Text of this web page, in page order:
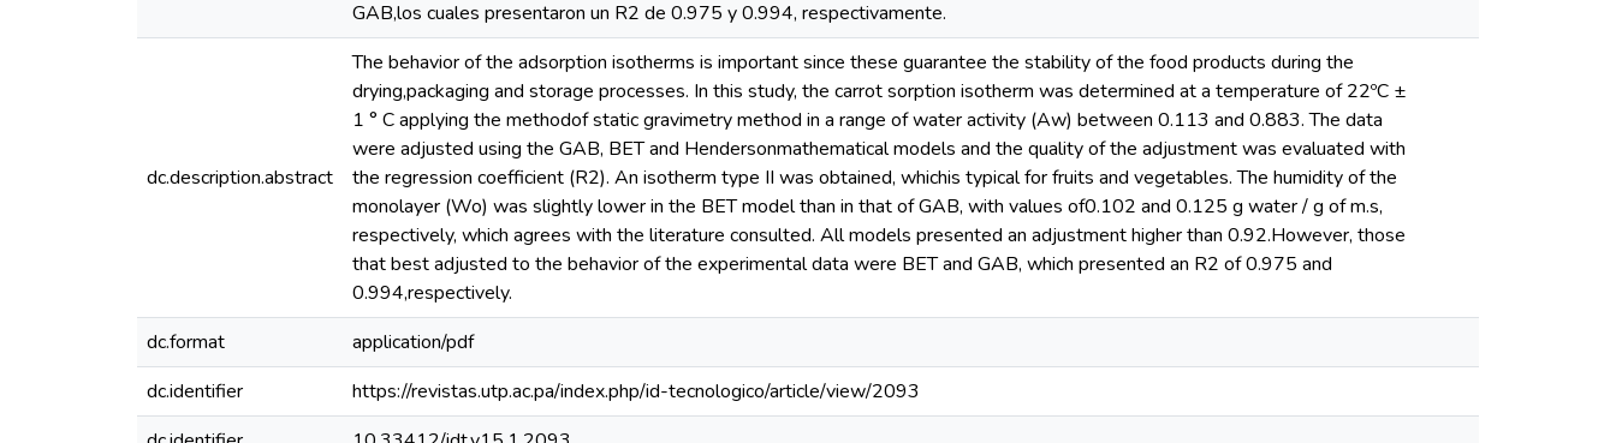
GAB,los cuales presentaron un R2 de 0.975 y 0.994, respectivamente.
dc.description.abstract
The behavior of the adsorption isotherms is important since these guarantee the stability of the food products during the
drying,packaging and storage processes. In this study, the carrot sorption isotherm was determined at a temperature of 22ºC ±
1 ° C applying the methodof static gravimetry method in a range of water activity (Aw) between 0.113 and 0.883. The data
were adjusted using the GAB, BET and Hendersonmathematical models and the quality of the adjustment was evaluated with
the regression coefficient (R2). An isotherm type II was obtained, whichis typical for fruits and vegetables. The humidity of the
monolayer (Wo) was slightly lower in the BET model than in that of GAB, with values of0.102 and 0.125 g water / g of m.s,
respectively, which agrees with the literature consulted. All models presented an adjustment higher than 0.92.However, those
that best adjusted to the behavior of the experimental data were BET and GAB, which presented an R2 of 0.975 and
0.994,respectively.
dc.format
application/pdf
dc.identifier
https://revistas.utp.ac.pa/index.php/id-tecnologico/article/view/2093